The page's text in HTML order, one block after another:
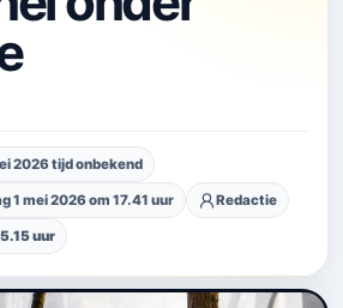
2026 tijd onbekend
1 mei 2026 om 17.41 uur Redactie
uur